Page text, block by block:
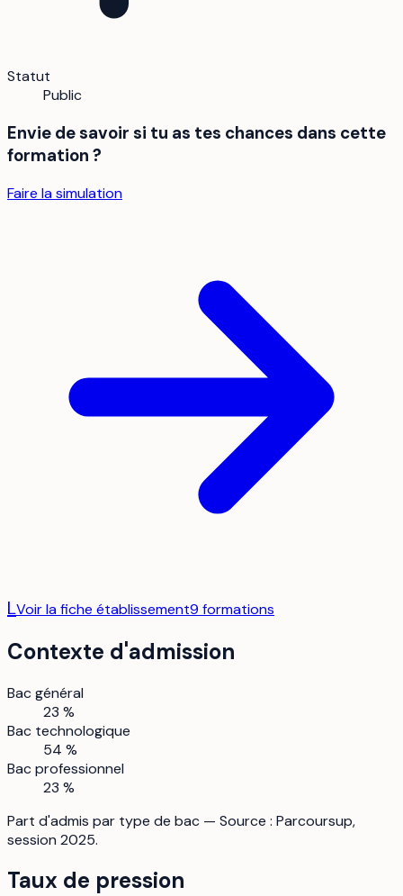
Statut
Public
Envie de savoir si tu as tes chances dans cette
formation ?
Faire la simulation
LVoir la fiche établissement9 formations
Contexte d'admission
Bac général
23 %
Bac technologique
54 %
Bac professionnel
23 %
Part d'admis par type de bac — Source : Parcoursup,
session 2025.
Taux de pression